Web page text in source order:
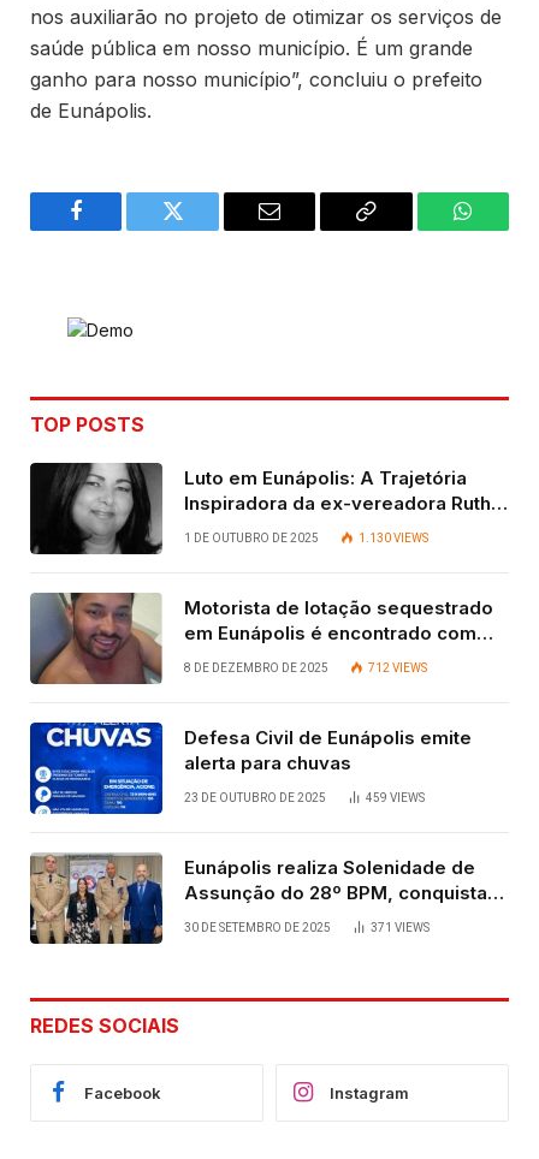
nos auxiliarão no projeto de otimizar os serviços de
saúde pública em nosso município. É um grande
ganho para nosso município”, concluiu o prefeito
de Eunápolis.
Facebook Twitter Email
Copy
TOP POSTS
Luto em Eunápolis: A Trajetória
Inspiradora da ex-vereadora Ruth
Contadora
1 DE OUTUBRO DE 2025 1.130VIEWS
Motorista de lotação sequestrado
em Eunápolis é encontrado com
vida após quatro dias.
8 DE DEZEMBRO DE 2025 712 VIEWS
Defesa Civil de Eunápolis emite
alerta para chuvas
23 DE OUTUBRO DE 2025 459 VIEWS
Eunápolis realiza Solenidade de
Assunção do 28º BPM, conquista
viabilizada por articulação política
30 DE SETEMBRO DE 2025 371 VIEWS
REDES SOCIAIS
Facebook Instagram